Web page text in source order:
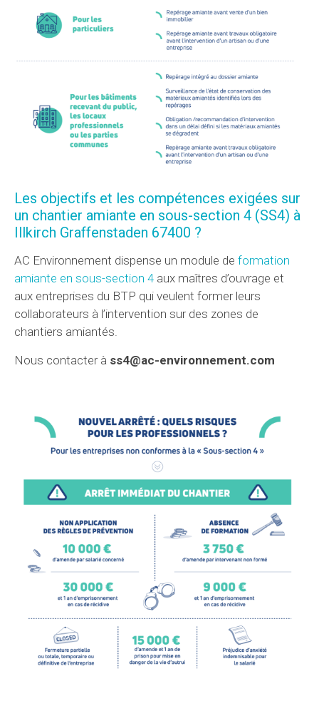
Les objectifs et les compétences exigées sur
un chantier amiante en sous-section 4 (SS4) à
Illkirch Graffenstaden 67400 ?
AC Environnement dispense un module de formation
amiante en sous-section 4 aux maîtres d’ouvrage et
aux entreprises du BTP qui veulent former leurs
collaborateurs à l’intervention sur des zones de
chantiers amiantés.
Nous contacter à ss4@ac-environnement.com